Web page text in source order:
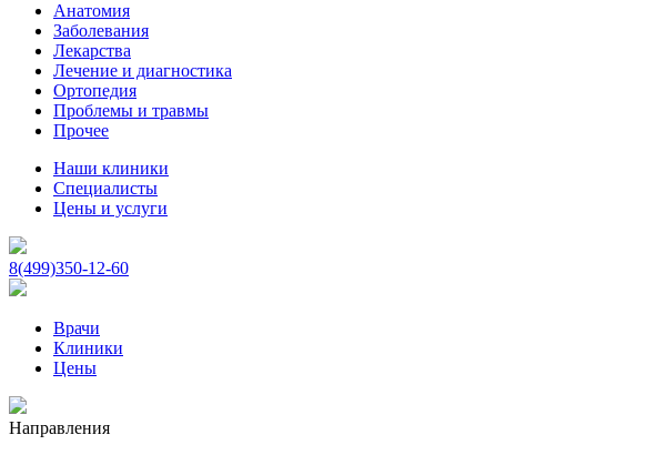
Анатомия
Заболевания
Лекарства
Лечение и диагностика
Ортопедия
Проблемы и травмы
Прочее
Наши клиники
Специалисты
Цены и услуги
8(499)350-12-60
Врачи
Клиники
Цены
Направления